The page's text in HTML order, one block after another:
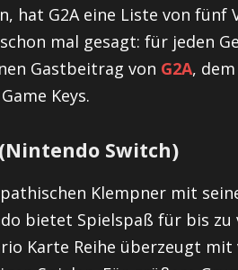
hat G2A eine Liste von fünf
mal gesagt: für jeden
Gastbeitrag von G2A,
Keys.
Switch)
Klempner mit
bietet Spielspaß für bis
Karte Reihe überzeugt mit